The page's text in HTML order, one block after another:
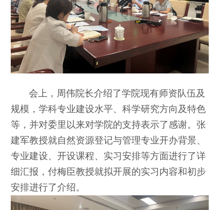
会上，周伟院长介绍了学院现有师资队伍及
规模，学科专业建设水平、科学研究方向及特色
等，并对委里以来对学院的支持表示了感谢。张
建军教授就自然资源登记与管理专业开办背景、
专业建设、开设课程、实习安排等方面进行了详
细汇报，付梅臣教授就拟开展的实习内容和初步
安排进行了介绍。